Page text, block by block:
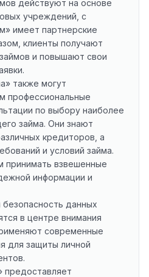
действуют на основе
учреждений, с
имеет партнерские
клиенты получают
и повышают свои
также могут
профессиональные
по выбору наиболее
займа. Они знают
кредиторов, а
и условий займа.
принимать взвешенные
информации и
данных
в центре внимания
современные
для защиты личной
предоставляет